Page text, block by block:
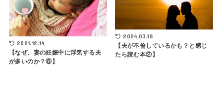
2021.12.14
【なぜ、妻の妊娠中に浮気する夫
が多いのか？⑥】
2024.03.18
【夫が不倫しているかも？と感じ
たら読む本②】